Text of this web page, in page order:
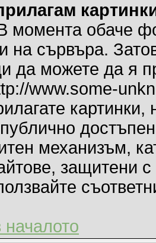
момента обаче
на сървъра.
да можете да я
www.some-
механизъм,
защитени